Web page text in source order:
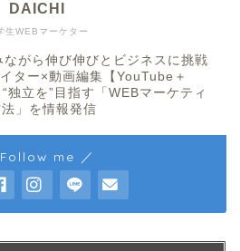
生WEBマーケター
DAICHI
がら伸び伸びとビジネスに挑戦
ター×動画編集【YouTube＋
独立を”目指す「WEBマーケティ
」を情報発信
me ／